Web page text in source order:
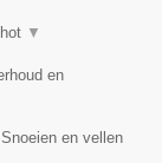
▼
en
en vellen